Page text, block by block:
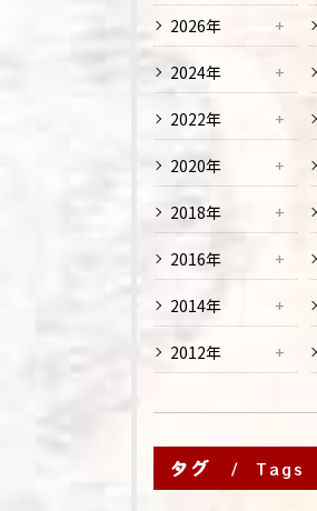
2026年
2024年
2022年
2020年
2018年
2016年
2014年
2012年
タグ Tags